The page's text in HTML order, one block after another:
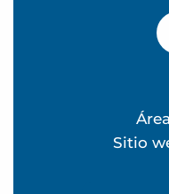
Sitio